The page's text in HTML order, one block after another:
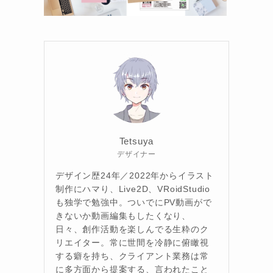
Tetsuya
デザイナー
デザイン歴24年／2022年からイラスト
制作にハマり、Live2D、VRoidStudio
も独学で勉強中。ついでにPV動画がで
きないか動画編集もしたくなり、
日々、創作活動を楽しんでる生粋のク
リエイター。常に世間を冷静に俯瞰視
する癖を持ち、クライアント業務は常
に多方面から提案する、言われたこと